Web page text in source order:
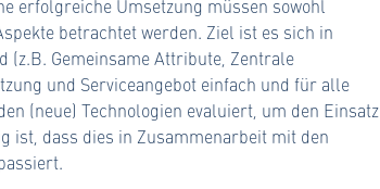
erfolgreiche Umsetzung müssen sowohl
betrachtet werden. Ziel ist es sich in
(z.B. Gemeinsame Attribute, Zentrale
und Serviceangebot einfach und für alle
(neue) Technologien evaluiert, um den Einsatz
ist, dass dies in Zusammenarbeit mit den